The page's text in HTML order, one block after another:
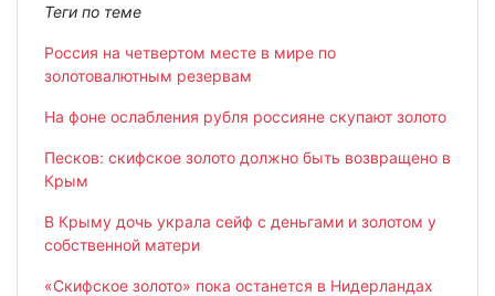
Теги по теме
Россия на четвертом месте в мире по
золотовалютным резервам
На фоне ослабления рубля россияне скупают золото
Песков: скифское золото должно быть возвращено в
Крым
В Крыму дочь украла сейф с деньгами и золотом у
собственной матери
«Скифское золото» пока останется в Нидерландах